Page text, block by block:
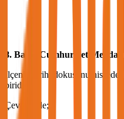
8. Bafra Cumhuriyet
İlçenin tarihi dokusunu
biridir.
Çevresinde;